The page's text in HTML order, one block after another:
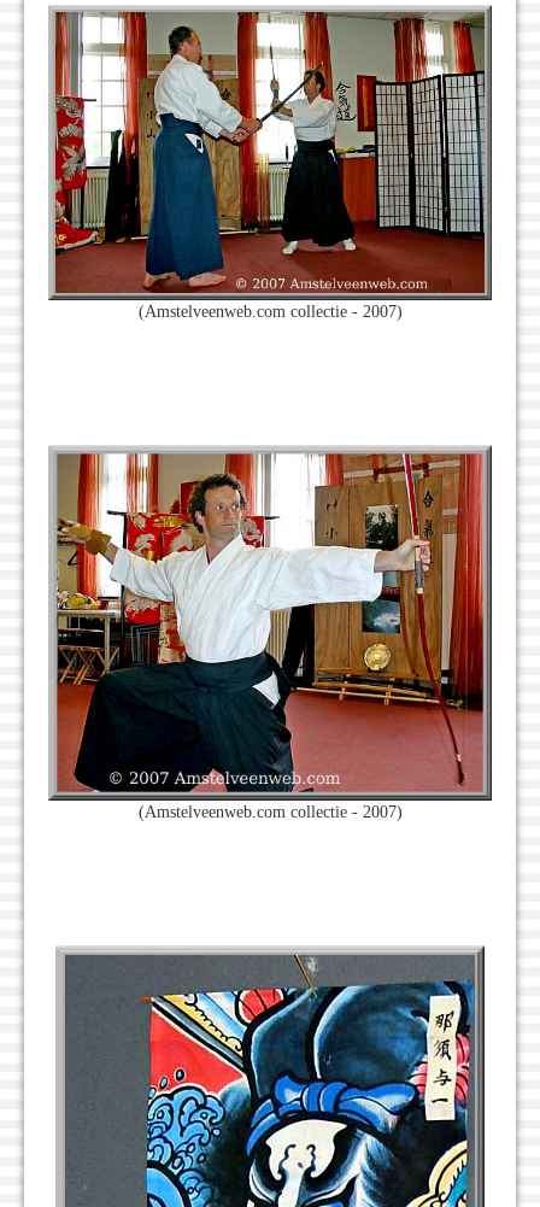
(Amstelveenweb.com collectie - 2007)
(Amstelveenweb.com collectie - 2007)